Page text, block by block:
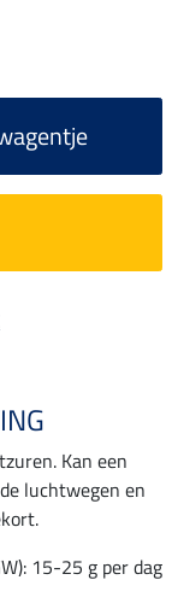
Kan een
luchtwegen en
15-25 g per dag